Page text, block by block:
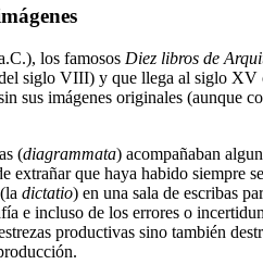
los famosos Diez libros de
siglo VIII) y que llega al siglo
sus imágenes originales (aunque
(diagrammata) acompañaban
extrañar que haya habido
dictatio) en una sala de escribas
e incluso de los errores o
productivas sino también